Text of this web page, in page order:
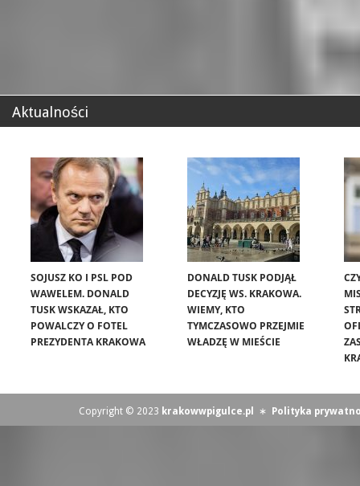
Aktualności
SOJUSZ KO I PSL POD
WAWELEM. DONALD
TUSK WSKAZAŁ, KTO
POWALCZY O FOTEL
PREZYDENTA KRAKOWA
DONALD TUSK PODJĄŁ
DECYZJĘ WS. KRAKOWA.
WIEMY, KTO
TYMCZASOWO PRZEJMIE
WŁADZĘ W MIEŚCIE
Copyright © 2023 krakowwpigulce.pl ∗ Polityka